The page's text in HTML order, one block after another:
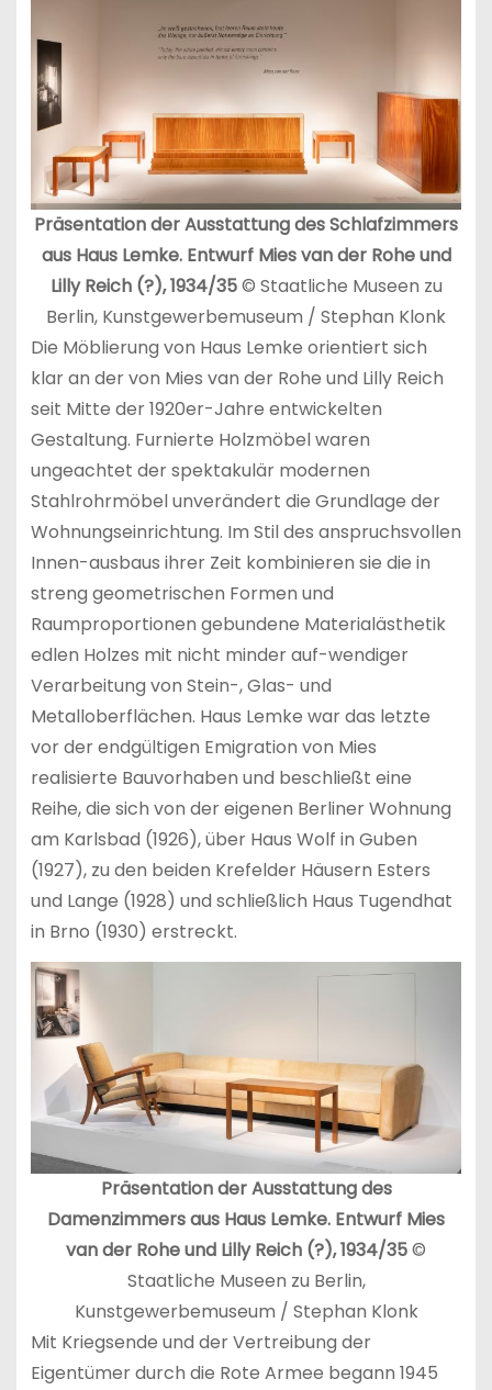
Präsentation der Ausstattung des Schlafzimmers
aus Haus Lemke. Entwurf Mies van der Rohe und
Lilly Reich (?), 1934/35© Staatliche Museen zu
Berlin, Kunstgewerbemuseum / Stephan Klonk
Die Möblierung von Haus Lemke orientiert sich
klar an der von Mies van der Rohe und Lilly Reich
seit Mitte der 1920er-Jahre entwickelten
Gestaltung. Furnierte Holzmöbel waren
ungeachtet der spektakulär modernen
Stahlrohrmöbel unverändert die Grundlage der
Wohnungseinrichtung. Im Stil des anspruchsvollen
Innen-ausbaus ihrer Zeit kombinieren sie die in
streng geometrischen Formen und
Raumproportionen gebundene Materialästhetik
edlen Holzes mit nicht minder auf-wendiger
Verarbeitung von Stein-, Glas- und
Metalloberflächen. Haus Lemke war das letzte
vor der endgültigen Emigration von Mies
realisierte Bauvorhaben und beschließt eine
Reihe, die sich von der eigenen Berliner Wohnung
am Karlsbad (1926), über Haus Wolf in Guben
(1927), zu den beiden Krefelder Häusern Esters
und Lange (1928) und schließlich Haus Tugendhat
in Brno (1930) erstreckt.
Präsentation der Ausstattung des
Damenzimmers aus Haus Lemke. Entwurf Mies
van der Rohe und Lilly Reich (?), 1934/35©
Staatliche Museen zu Berlin,
Kunstgewerbemuseum / Stephan Klonk
Mit Kriegsende und der Vertreibung der
Eigentümer durch die Rote Armee begann 1945